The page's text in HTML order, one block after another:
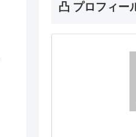
凸 プロフィー